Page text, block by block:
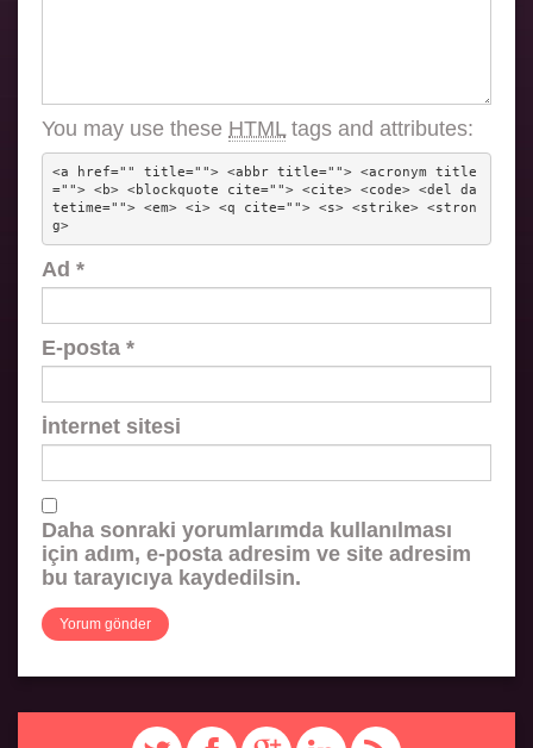
You may use these HTMLtags and attributes:
<a href="" title=""> <abbr title=""> <acronym title
=""> <b> <blockquote cite=""> <cite> <code> <del da
tetime=""> <em> <i> <q cite=""> <s> <strike> <stron
g>
Ad *
E-posta *
İnternet sitesi
Daha sonraki yorumlarımda kullanılması
için adım, e-posta adresim ve site adresim
bu tarayıcıya kaydedilsin.